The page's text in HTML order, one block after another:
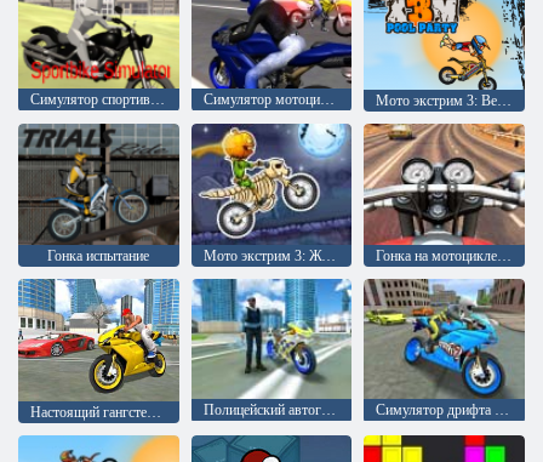
Симулятор спортивного байка Симулятор мотоцикла Мото экстрим 3: Вечеринка у бассейна
Гонка испытание Мото экстрим 3: Жуткая земля Гонка на мотоцикле по дороге
Полицейский автогонщик Симулятор дрифта на спортивном мотоцикле